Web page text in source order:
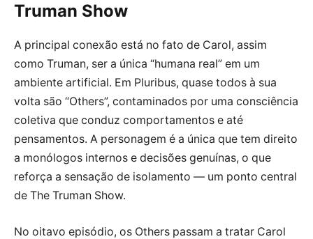
Truman Show
A principal conexão está no fato de Carol, assim
como Truman, ser a única “humana real” em um
ambiente artificial. Em Pluribus, quase todos à sua
volta são “Others”, contaminados por uma consciência
coletiva que conduz comportamentos e até
pensamentos. A personagem é a única que tem direito
a monólogos internos e decisões genuínas, o que
reforça a sensação de isolamento — um ponto central
de The Truman Show.
No oitavo episódio, os Others passam a tratar Carol